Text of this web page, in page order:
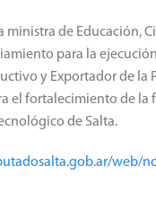
ministra de Educación,
para la
y Exportador de la
el fortalecimiento de la
de Salta.
web/